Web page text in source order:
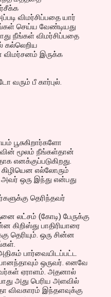
விமர்சிப்பதை யார்
செய்ய வேண்டியது
நீங்கள் விமர்சிப்பதை
கல்லெறிய
விமர்சனம் இருக்க
வரும் பீ கார்புல்.
பூசுகிறார்களோ
மூலம் நீங்கள்தான்
எனக்குப்படுகிறது.
எல்லோரும்
ஒரு இந்து என்பது
தெரிந்தவர்
லட்சம் (கோடி) பேருக்கு
கிறிஸ்து பாதிரியாரை
தெரியும். ஒரு சின்ன
பார்வையிடப்பட்ட
ஒருவர். எனவே
ஏராளம். அதனால்
அது பெரிய அளவில்
விவகாரம் இந்தளவுக்கு